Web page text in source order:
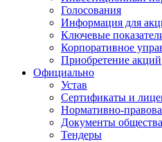
Голосования
Информация для
Ключевые
Корпоративное
Приобретение акций
Официально
Устав
Сертификаты и
Нормативно-
Документы общества
Тендеры